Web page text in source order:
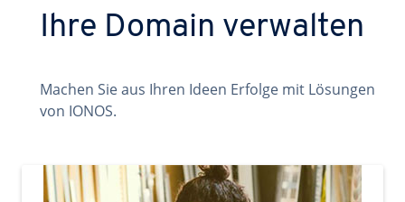
Ihre Domain verwalten
Machen Sie aus Ihren Ideen Erfolge mit Lösungen
von IONOS.